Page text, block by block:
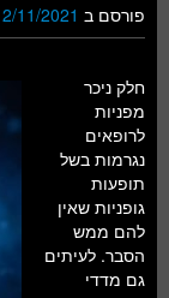
פורסם ב 11/2021
חלק ניכר
מפניות
לרופאים
נגרמות בשל
תופעות
גופניות שאין
להם ממש
הסבר. לעיתים
גם מדדי